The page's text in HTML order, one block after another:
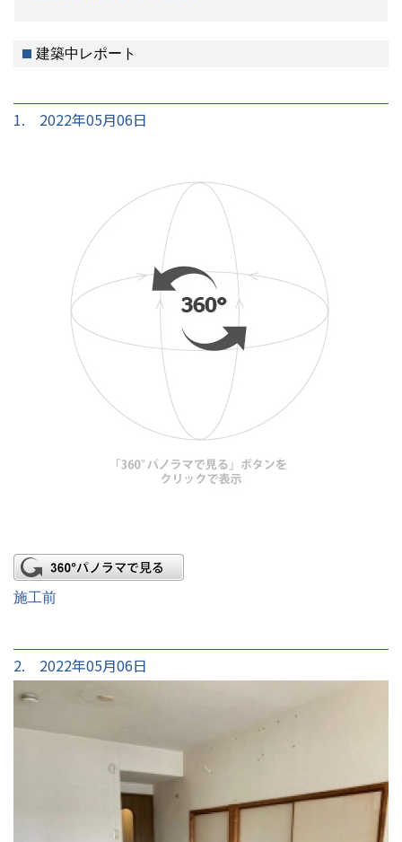
建築中レポート
1. 2022年05月06日
施工前
2. 2022年05月06日